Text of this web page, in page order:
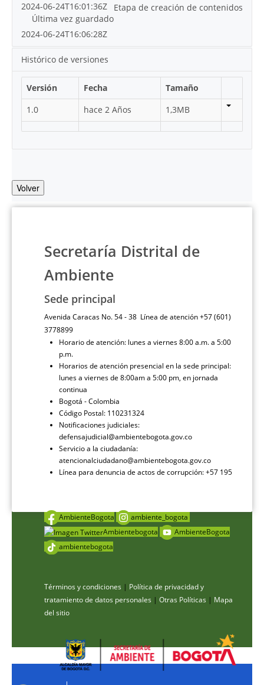
Etapa de creación de contenidos
2024-06-24T16:01:36Z
Última vez guardado
2024-06-24T16:06:28Z
Histórico de versiones
Versión Fecha
Tamaño
1.0
hace 2 Años 1,3MB
Volver
Secretaría Distrital de
Ambiente
Sede principal
Avenida Caracas No. 54 - 38 Línea de atención +57 (601)
3778899
Horario de atención: lunes a viernes 8:00 a.m. a 5:00
p.m.
Horarios de atención presencial en la sede principal:
lunes a viernes de 8:00am a 5:00 pm, en jornada
continua
Bogotá - Colombia
Código Postal: 110231324
Notificaciones judiciales:
defensajudicial@ambientebogota.gov.co
Servicio a la ciudadanía:
atencionalciudadano@ambientebogota.gov.co
Línea para denuncia de actos de corrupción: +57 195
AmbienteBogota
ambiente_bogota
Ambientebogota
AmbienteBogota
ambientebogota
Términos y condiciones | Política de privacidad y
tratamiento de datos personales | Otras Políticas | Mapa
del sitio